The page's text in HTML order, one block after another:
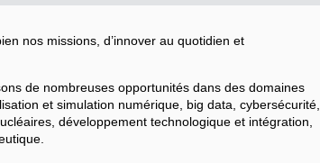
nos missions, d’innover au quotidien et
de nombreuses opportunités dans des domaines
et simulation numérique, big data, cybersécurité,
développement technologique et intégration,